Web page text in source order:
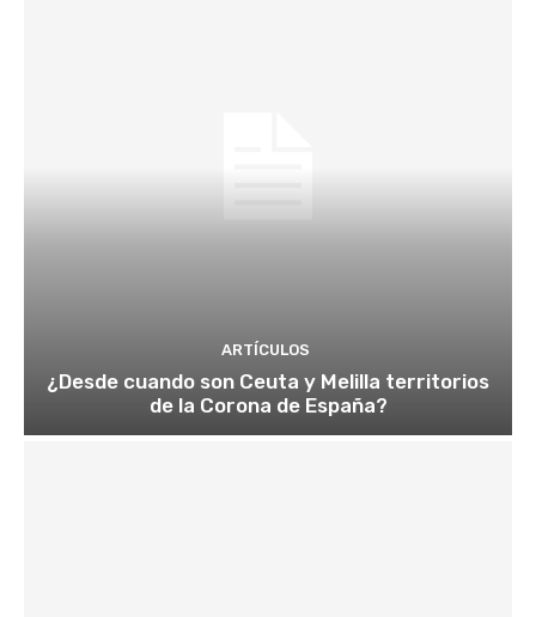
ARTÍCULOS
¿Desde cuando son Ceuta y Melilla territorios
de la Corona de España?